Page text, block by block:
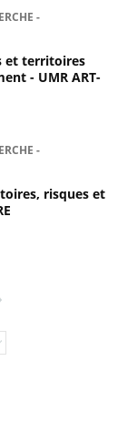
-
et territoires
- UMR ART-
-
risques et